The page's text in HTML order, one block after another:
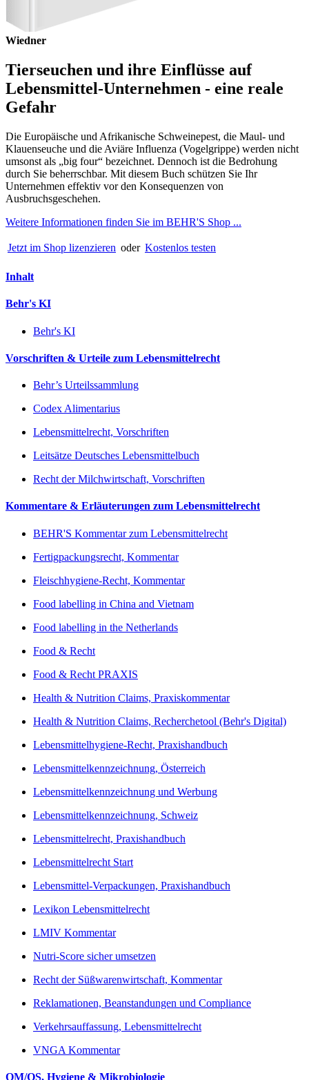
Wiedner
Tierseuchen und ihre Einflüsse auf
Lebensmittel-Unternehmen - eine reale
Gefahr
Die Europäische und Afrikanische Schweinepest, die Maul- und
Klauenseuche und die Aviäre Influenza (Vogelgrippe) werden nicht
umsonst als „big four“ bezeichnet. Dennoch ist die Bedrohung
durch Sie beherrschbar. Mit diesem Buch schützen Sie Ihr
Unternehmen effektiv vor den Konsequenzen von
Ausbruchsgeschehen.
Weitere Informationen finden Sie im BEHR'S Shop ...
Jetzt im Shop lizenzieren oder Kostenlos testen
Inhalt
Behr's KI
Behr's KI
Vorschriften & Urteile zum Lebensmittelrecht
Behr’s Urteilssammlung
Codex Alimentarius
Lebensmittelrecht, Vorschriften
Leitsätze Deutsches Lebensmittelbuch
Recht der Milchwirtschaft, Vorschriften
Kommentare & Erläuterungen zum Lebensmittelrecht
BEHR'S Kommentar zum Lebensmittelrecht
Fertigpackungsrecht, Kommentar
Fleischhygiene-Recht, Kommentar
Food labelling in China and Vietnam
Food labelling in the Netherlands
Food & Recht
Food & Recht PRAXIS
Health & Nutrition Claims, Praxiskommentar
Health & Nutrition Claims, Recherchetool (Behr's Digital)
Lebensmittelhygiene-Recht, Praxishandbuch
Lebensmittelkennzeichnung, Österreich
Lebensmittelkennzeichnung und Werbung
Lebensmittelkennzeichnung, Schweiz
Lebensmittelrecht, Praxishandbuch
Lebensmittelrecht Start
Lebensmittel-Verpackungen, Praxishandbuch
Lexikon Lebensmittelrecht
LMIV Kommentar
Nutri-Score sicher umsetzen
Recht der Süßwarenwirtschaft, Kommentar
Reklamationen, Beanstandungen und Compliance
Verkehrsauffassung, Lebensmittelrecht
VNGA Kommentar
QM/QS, Hygiene & Mikrobiologie